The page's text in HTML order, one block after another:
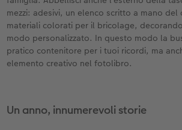
mezzi: adesivi, un elenco scritto a mano del
materiali colorati per il bricolage,
modo personalizzato. In questo modo la
pratico contenitore per i tuoi ricordi, ma
elemento creativo nel fotolibro.
Un anno, innumerevoli storie